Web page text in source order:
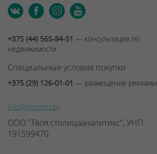
+375 (44) 565-84-51 — консультация по
недвижимости
Специальные условия покупки
+375 (29) 126-01-01 — размещение рекламы
info@prometr.by
ООО "Твоя столицааналитикс", УНП
191599470